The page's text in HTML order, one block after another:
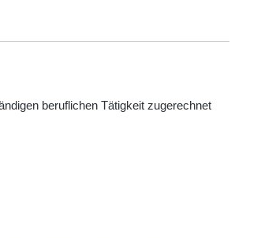
beruflichen Tätigkeit zugerechnet